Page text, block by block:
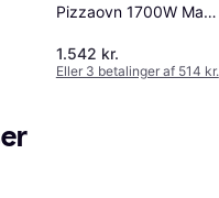
Pizzaovn 1700W Max
Stål
1.542 kr.
Eller 3 betalinger af 514 kr.